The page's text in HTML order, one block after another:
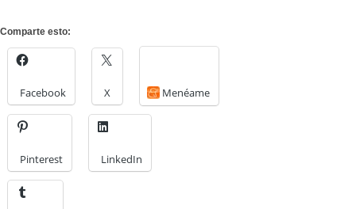
Comparte esto:
Facebook X Menéame
Pinterest LinkedIn